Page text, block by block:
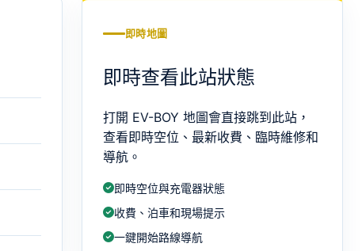
即時地圖
即時查看此站狀態
打開 EV-BOY 地圖會直接跳到此站，
查看即時空位、最新收費、臨時維修和
導航。
即時空位與充電器狀態
收費、泊車和現場提示
一鍵開始路線導航